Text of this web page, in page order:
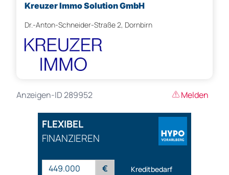
Kreuzer Immo Solution GmbH
Dr.-Anton-Schneider-Straße 2, Dornbirn
Anzeigen-ID 289952 Melden
FLEXIBEL
FINANZIEREN
€ Kreditbedarf